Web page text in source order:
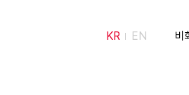
KR EN 비